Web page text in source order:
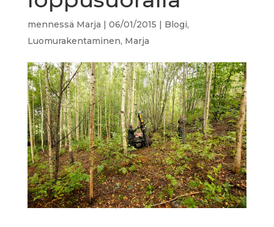
mennessä Marja | 06/01/2015 | Blogi,
Luomurakentaminen, Marja